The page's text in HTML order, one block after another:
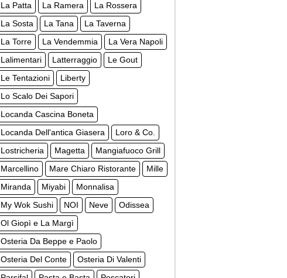
La Patta
La Ramera
La Rossera
La Sosta
La Tana
La Taverna
La Torre
La Vendemmia
La Vera Napoli
Lalimentari
Latterraggio
Le Gout
Le Tentazioni
Liberty
Lo Scalo Dei Sapori
Locanda Cascina Boneta
Locanda Dell'antica Giasera
Loro & Co.
Lostricheria
Magetta
Mangiafuoco Grill
Marcellino
Mare Chiaro Ristorante
Mille
Miranda
Miyabi
Monnalisa
My Wok Sushi
NOI Neve
Odissea
Ol Giopì e La Margì
Osteria Da Beppe e Paolo
Osteria Del Conte
Osteria Di Valenti